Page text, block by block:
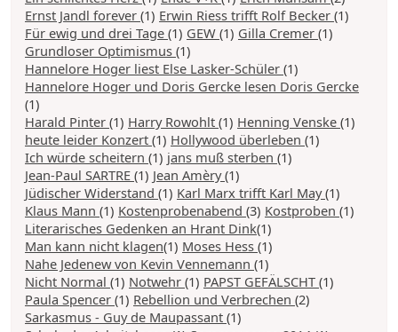
Ernst Jandl forever (1) Erwin Riess trifft Rolf Becker (1)
Für ewig und drei Tage (1) GEW (1) Gilla Cremer (1)
Grundloser Optimismus (1)
Hannelore Hoger liest Else Lasker-Schüler (1)
Hannelore Hoger und Doris Gercke lesen Doris Gercke
(1)
Harald Pinter (1) Harry Rowohlt (1) Henning Venske (1)
heute leider Konzert (1) Hollywood überleben (1)
Ich würde scheitern (1) jans muß sterben (1)
Jean-Paul SARTRE (1) Jean Amèry(1)
Jüdischer Widerstand (1) Karl Marx trifft Karl May(1)
Klaus Mann (1) Kostenprobenabend (3) Kostproben (1)
Literarisches Gedenken an Hrant Dink(1)
Man kann nicht klagen(1) Moses Hess (1)
Nahe Jedenew von Kevin Vennemann (1)
Nicht Normal (1) Notwehr (1) PAPST GEFÄLSCHT (1)
Paula Spencer (1) Rebellion und Verbrechen (2)
Sarkasmus - Guy de Maupassant (1)